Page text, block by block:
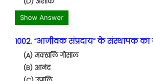
Show Answer
1002. “आजीवक संप्रदाय” के संस्थापक का
(A) मक्खलि गोसाल
(B) आनंद